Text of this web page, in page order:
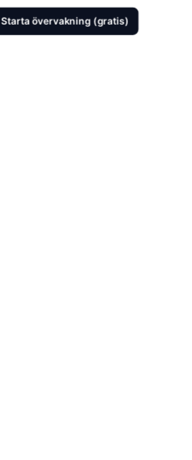
Starta övervakning (gratis)